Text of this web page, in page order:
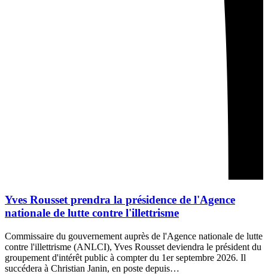
Yves Rousset prendra la présidence de l'Agence
nationale de lutte contre l'illettrisme
Commissaire du gouvernement auprès de l'Agence nationale de lutte
contre l'illettrisme (ANLCI), Yves Rousset deviendra le président du
groupement d'intérêt public à compter du 1er septembre 2026. Il
succédera à Christian Janin, en poste depuis…